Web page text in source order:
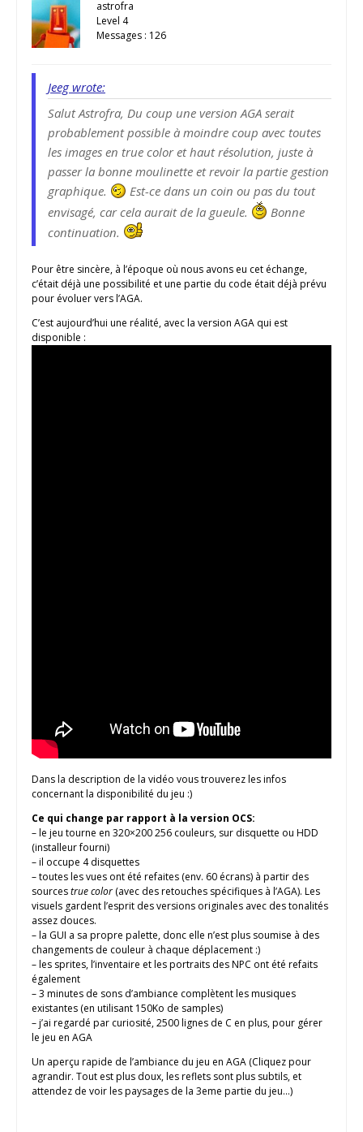
astrofra
Level 4
Messages : 126
Jeeg wrote:
Salut Astrofra, Du coup une version AGA serait
probablement possible à moindre coup avec toutes
les images en true color et haut résolution, juste à
passer la bonne moulinette et revoir la partie gestion
graphique.
Est-ce dans un coin ou pas du tout
envisagé, car cela aurait de la gueule.
Bonne
continuation.
Pour être sincère, à l’époque où nous avons eu cet échange,
c’était déjà une possibilité et une partie du code était déjà prévu
pour évoluer vers l’AGA.
C’est aujourd’hui une réalité, avec la version AGA qui est
disponible :
Dans la description de la vidéo vous trouverez les infos
concernant la disponibilité du jeu :)
Ce qui change par rapport à la version OCS:
– le jeu tourne en 320×200 256 couleurs, sur disquette ou HDD
(installeur fourni)
– il occupe 4 disquettes
– toutes les vues ont été refaites (env. 60 écrans) à partir des
sourcestrue color (avec des retouches spécifiques à l’AGA). Les
visuels gardent l’esprit des versions originales avec des tonalités
assez douces.
– la GUI a sa propre palette, donc elle n’est plus soumise à des
changements de couleur à chaque déplacement :)
– les sprites, l’inventaire et les portraits des NPC ont été refaits
également
– 3 minutes de sons d’ambiance complètent les musiques
existantes (en utilisant 150Ko de samples)
– j’ai regardé par curiosité, 2500 lignes de C en plus, pour gérer
le jeu en AGA
Un aperçu rapide de l’ambiance du jeu en AGA (Cliquez pour
agrandir. Tout est plus doux, les reflets sont plus subtils, et
attendez de voir les paysages de la 3eme partie du jeu…)